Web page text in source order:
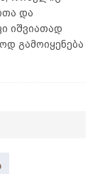
და
იშვიათად
გამოიყენება